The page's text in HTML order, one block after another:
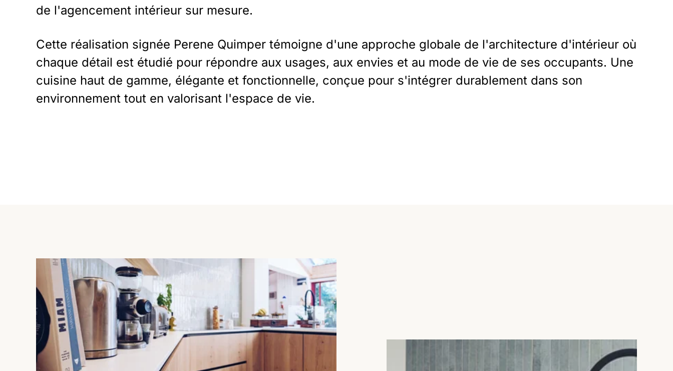
de l'agencement intérieur sur mesure.
Cette réalisation signée Perene Quimper témoigne d'une approche globale de l'architecture d'intérieur où
chaque détail est étudié pour répondre aux usages, aux envies et au mode de vie de ses occupants. Une
cuisine haut de gamme, élégante et fonctionnelle, conçue pour s'intégrer durablement dans son
environnement tout en valorisant l'espace de vie.